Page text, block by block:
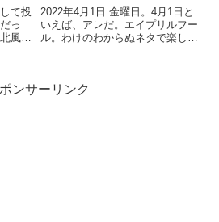
て投
っ
風
が長
2022年4月1日 金曜日。4月1日と
いえば、アレだ。エイプリルフー
ル。わけのわからぬネタで楽しん
ナルアルバム『SOFTLY』発売決
ンサーリンク